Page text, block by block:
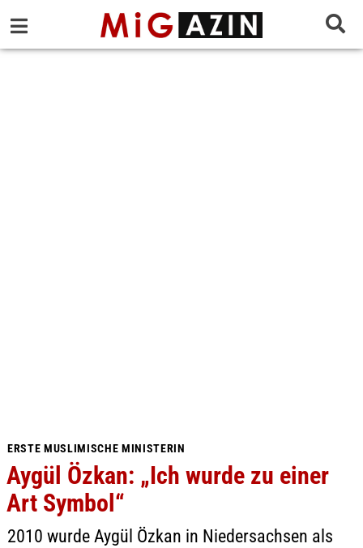
ERSTE MUSLIMISCHE MINISTERIN
Aygül Özkan: „Ich wurde zu einer
Art Symbol“
2010 wurde Aygül Özkan in Niedersachsen als